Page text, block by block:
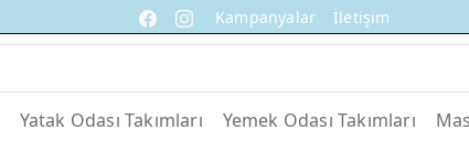
Kampanyalar İletişim
Yatak Odası Takımları Yemek Odası Takımları